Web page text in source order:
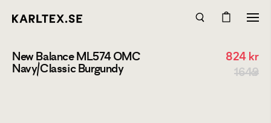
New Balance ML574 OMC
Navy/Classic Burgundy
824 kr
1649 kr